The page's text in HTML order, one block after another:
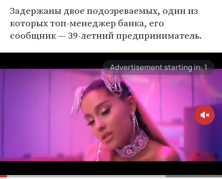
Задержаны двое подозреваемых, один из
которых топ-менеджер банка, его
сообщник — 39-летний предприниматель.